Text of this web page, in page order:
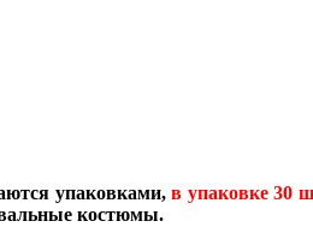
упаковками,в упаковке 30
костюмы.